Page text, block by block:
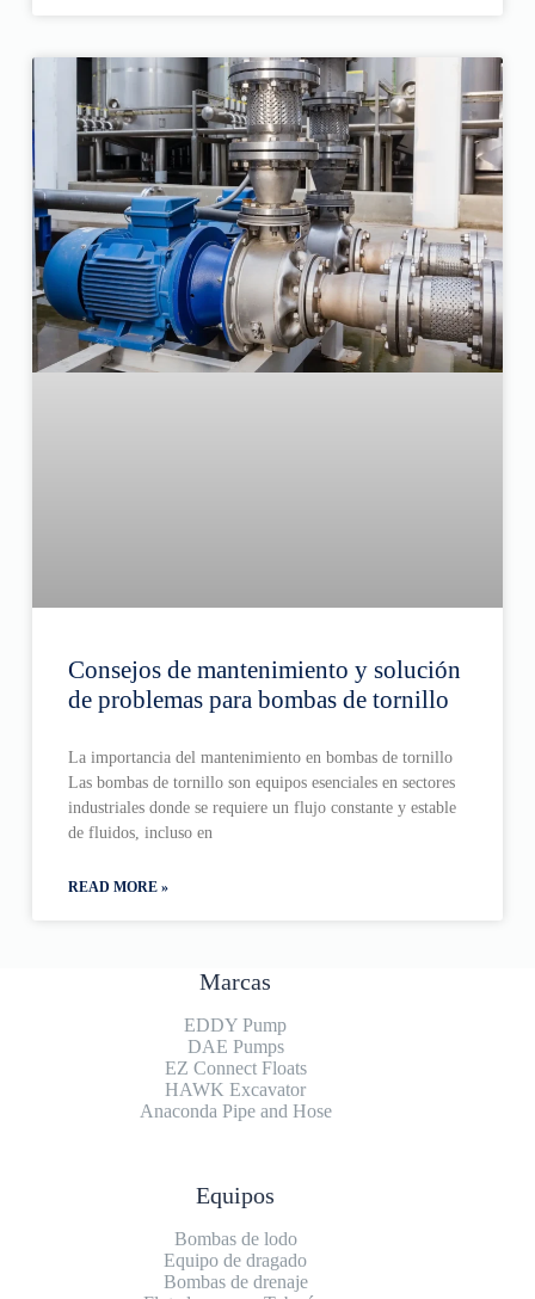
Consejos de mantenimiento y solución
de problemas para bombas de tornillo
La importancia del mantenimiento en bombas de tornillo
Las bombas de tornillo son equipos esenciales en sectores
industriales donde se requiere un flujo constante y estable
de fluidos, incluso en
READ MORE »
Marcas
EDDY Pump
DAE Pumps
EZ Connect Floats
HAWK Excavator
Anaconda Pipe and Hose
Equipos
Bombas de lodo
Equipo de dragado
Bombas de drenaje